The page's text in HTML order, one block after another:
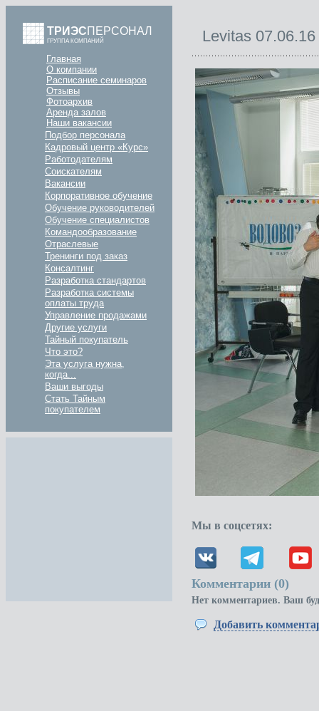
ТРИЭСПЕРСОНАЛ
ГРУППА КОМПАНИЙ
Главная
О компании
Расписание семинаров
Отзывы
Фотоархив
Аренда залов
Наши вакансии
Подбор персонала
Кадровый центр «Курс»
Работодателям
Соискателям
Вакансии
Корпоративное обучение
Обучение руководителей
Обучение специалистов
Командообразование
Отраслевые
Тренинги под заказ
Консалтинг
Разработка стандартов
Разработка системы
оплаты труда
Управление продажами
Другие услуги
Тайный покупатель
Что это?
Эта услуга нужна,
когда...
Ваши выгоды
Стать Тайным
покупателем
Levitas
Мы в соцсетях:
Комментарии (0)
Нет комментариев. Ваш
Добавить